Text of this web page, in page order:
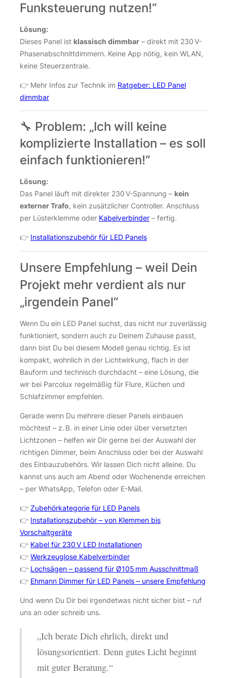
Funksteuerung nutzen!“
Lösung:
Dieses Panel ist klassisch dimmbar – direkt mit 230 V-
Phasenabschnittdimmern. Keine App nötig, kein WLAN,
keine Steuerzentrale.
👉 Mehr Infos zur Technik im Ratgeber: LED Panel
dimmbar
🔧 Problem: „Ich will keine
komplizierte Installation – es soll
einfach funktionieren!“
Lösung:
Das Panel läuft mit direkter 230 V-Spannung – kein
externer Trafo, kein zusätzlicher Controller. Anschluss
per Lüsterklemme oder Kabelverbinder – fertig.
👉 Installationszubehör für LED Panels
Unsere Empfehlung – weil Dein
Projekt mehr verdient als nur
„irgendein Panel“
Wenn Du ein LED Panel suchst, das nicht nur zuverlässig
funktioniert, sondern auch zu Deinem Zuhause passt,
dann bist Du bei diesem Modell genau richtig. Es ist
kompakt, wohnlich in der Lichtwirkung, flach in der
Bauform und technisch durchdacht – eine Lösung, die
wir bei Parcolux regelmäßig für Flure, Küchen und
Schlafzimmer empfehlen.
Gerade wenn Du mehrere dieser Panels einbauen
möchtest – z. B. in einer Linie oder über versetzten
Lichtzonen – helfen wir Dir gerne bei der Auswahl der
richtigen Dimmer, beim Anschluss oder bei der Auswahl
des Einbauzubehörs. Wir lassen Dich nicht alleine. Du
kannst uns auch am Abend oder Wochenende erreichen
– per WhatsApp, Telefon oder E-Mail.
👉 Zubehörkategorie für LED Panels
👉 Installationszubehör – von Klemmen bis
Vorschaltgeräte
👉 Kabel für 230 V LED Installationen
👉 Werkzeuglose Kabelverbinder
👉 Lochsägen – passend für Ø105 mm Ausschnittmaß
👉 Ehmann Dimmer für LED Panels – unsere Empfehlung
Und wenn Du Dir bei irgendetwas nicht sicher bist – ruf
uns an oder schreib uns.
„Ich berate Dich ehrlich, direkt und
lösungsorientiert. Denn gutes Licht beginnt
mit guter Beratung.“